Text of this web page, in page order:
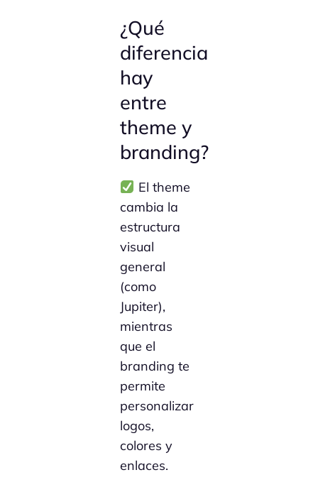
¿Qué
diferencia
hay
entre
theme y
branding?
El theme
cambia la
estructura
visual
general
(como
Jupiter),
mientras
que el
branding te
permite
personalizar
logos,
colores y
enlaces.